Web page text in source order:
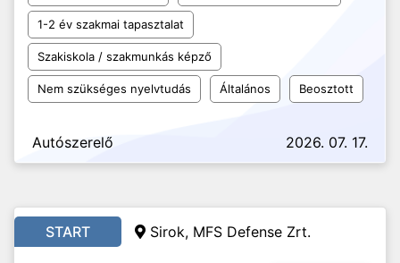
1-2 év szakmai tapasztalat
Szakiskola / szakmunkás képző
Nem szükséges nyelvtudás Általános Beosztott
Autószerelő 2026. 07. 17.
START Sirok, MFS Defense Zrt.